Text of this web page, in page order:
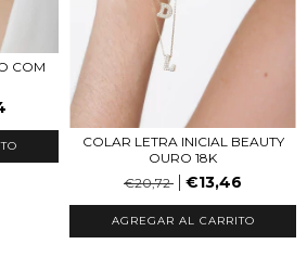
COM
COLAR LETRA INICIAL BEAUTY
OURO 18K
€20,72
€13,46
AGREGAR AL CARRITO